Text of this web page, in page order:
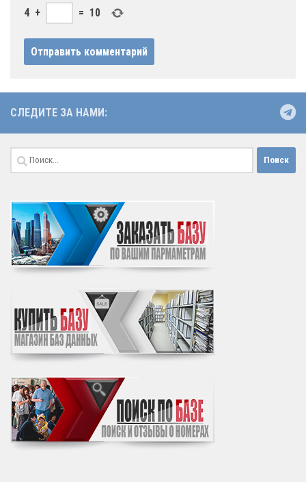
4 + = 10
СЛЕДИТЕ ЗА НАМИ:
Найти: